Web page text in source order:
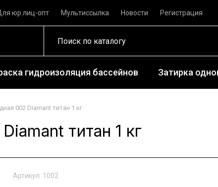
юр.лиц-опт Мультиссылка Новости Регистрация
гидроизоляция бассейнов Затирка
002 Diamant титан 1 кг
титан 1 кг
Артикул: 1002